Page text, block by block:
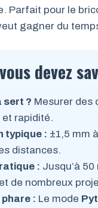
Parfait pour le
gagner du
devez
sert ? Mesurer des
et rapidité.
typique : ±1,5 mm
distances.
: Jusqu’à
de nombreux
: Le mode